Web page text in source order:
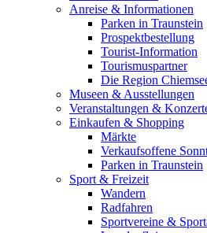
Anreise & Informationen
Parken in Traunstein
Prospektbestellung
Tourist-Information
Tourismuspartner
Die Region
Museen & Ausstellungen
Veranstaltungen &
Einkaufen & Shopping
Märkte
Verkaufsoffene
Parken in Traunstein
Sport & Freizeit
Wandern
Radfahren
Sportvereine &